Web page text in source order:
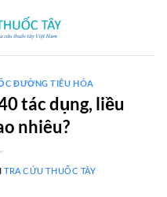
ĐƯỜNG TIÊU HÓA
tác dụng, liều
nhiêu?
TRA CỨU THUỐC TÂY